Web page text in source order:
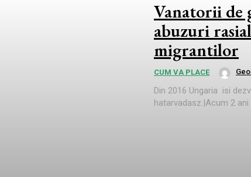
Vanatorii de
abuzuri
migrantilor
CUM VA PLACE
Din 2016 Ungaria isi
hatarvadasz.|Acum 2